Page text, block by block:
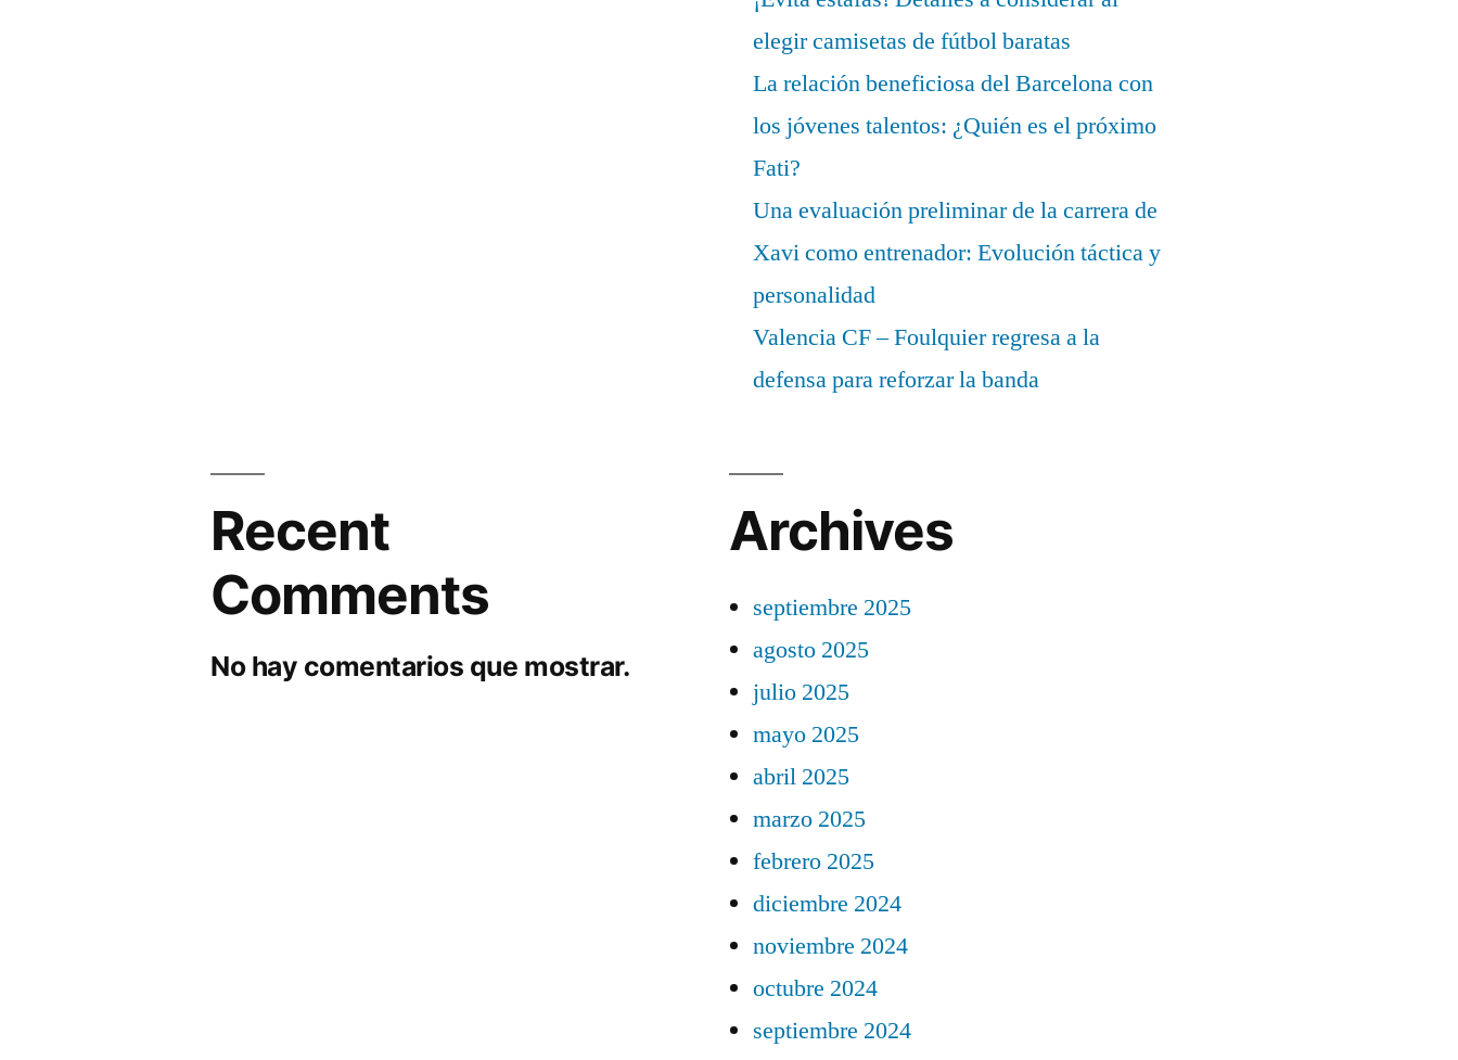
elegir camisetas de fútbol baratas
La relación beneficiosa del Barcelona con
los jóvenes talentos: ¿Quién es el próximo
Fati?
Una evaluación preliminar de la carrera de
Xavi como entrenador: Evolución táctica y
personalidad
Valencia CF – Foulquier regresa a la
defensa para reforzar la banda
Recent
Comments
No hay comentarios que mostrar.
Archives
septiembre 2025
agosto 2025
julio 2025
mayo 2025
abril 2025
marzo 2025
febrero 2025
diciembre 2024
noviembre 2024
octubre 2024
septiembre 2024